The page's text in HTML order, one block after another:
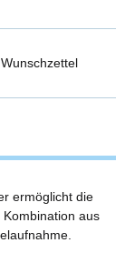
ermöglicht die
aus